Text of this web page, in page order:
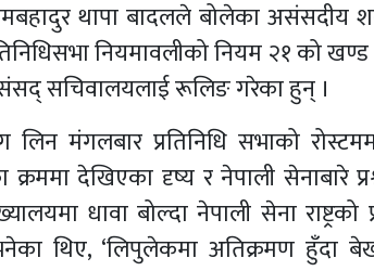
थापा बादलले बोलेका असंसदीय
नियमावलीको नियम २१ को खण्ड
सचिवालयलाई रूलिङ गरेका हुन् ।
मंगलबार प्रतिनिधि सभाको
देखिएका दृष्य र नेपाली सेनाबारे
धावा बोल्दा नेपाली सेना राष्ट्रको
थिए, ‘लिपुलेकमा अतिक्रमण हुँदा